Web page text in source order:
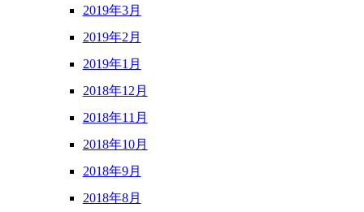
2019年3月
2019年2月
2019年1月
2018年12月
2018年11月
2018年10月
2018年9月
2018年8月